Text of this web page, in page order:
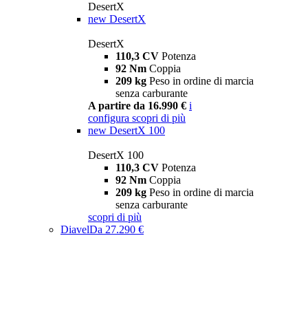
DesertX
new DesertX
DesertX
110,3 CV Potenza
92 Nm Coppia
209 kg Peso in ordine di marcia
senza carburante
A partire da 16.990 € i
configura scopri di più
new DesertX 100
DesertX 100
110,3 CV Potenza
92 Nm Coppia
209 kg Peso in ordine di marcia
senza carburante
scopri di più
DiavelDa 27.290 €